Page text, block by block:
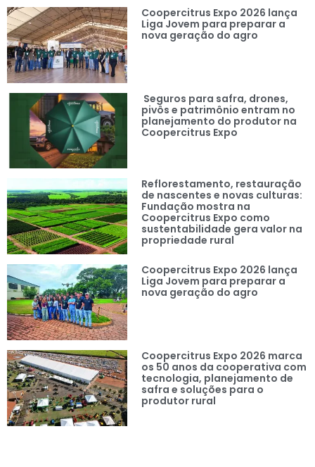
Coopercitrus Expo 2026 lança
Liga Jovem para preparar a
nova geração do agro
Seguros para safra, drones,
pivôs e patrimônio entram no
planejamento do produtor na
Coopercitrus Expo
Reflorestamento, restauração
de nascentes e novas culturas:
Fundação mostra na
Coopercitrus Expo como
sustentabilidade gera valor na
propriedade rural
Coopercitrus Expo 2026 lança
Liga Jovem para preparar a
nova geração do agro
Coopercitrus Expo 2026 marca
os 50 anos da cooperativa com
tecnologia, planejamento de
safra e soluções para o
produtor rural